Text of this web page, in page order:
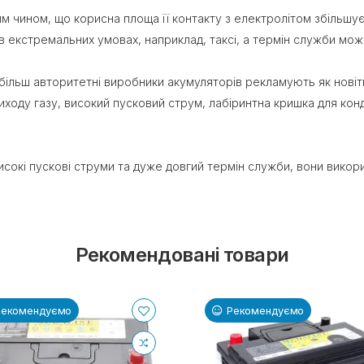
чином, що корисна площа її контакту з електролітом
екстремальних умовах, наприклад, таксі, а термін служби
авторитетні виробники акумуляторів рекламують як
газу, високий пусковий струм, лабіринтна кришка для
пускові струми та дуже довгий термін служби, вони
Рекомендовані товари
Рекомендуємо